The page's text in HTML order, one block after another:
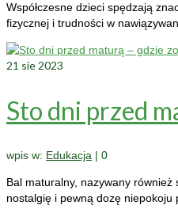
Współczesne dzieci spędzają
fizycznej i trudności w
21 sie 2023
Sto dni przed
wpis w: Edukacja | 0
Bal maturalny, nazywany
nostalgię i pewną dozę